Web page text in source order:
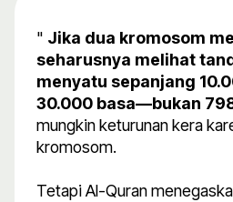
" Jika dua kromosom
seharusnya melihat
menyatu sepanjang
30.000 basa—bukan
mungkin keturunan kera
kromosom.
Tetapi Al-Quran